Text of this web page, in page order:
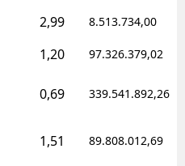
2,99 8.513.734,00
1,20 97.326.379,02
0,69 339.541.892,26
1,51 89.808.012,69